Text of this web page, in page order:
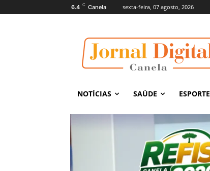
6.4 C Canela sexta-feira, 07 agosto, 2026
NOTÍCIAS SAÚDE ESPORTE